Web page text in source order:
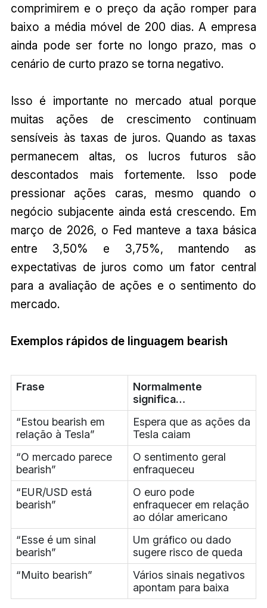
comprimirem e o preço da ação romper para
baixo a média móvel de 200 dias. A empresa
ainda pode ser forte no longo prazo, mas o
cenário de curto prazo se torna negativo.
Isso é importante no mercado atual porque
muitas ações de crescimento continuam
sensíveis às taxas de juros. Quando as taxas
permanecem altas, os lucros futuros são
descontados mais fortemente. Isso pode
pressionar ações caras, mesmo quando o
negócio subjacente ainda está crescendo. Em
março de 2026, o Fed manteve a taxa básica
entre 3,50% e 3,75%, mantendo as
expectativas de juros como um fator central
para a avaliação de ações e o sentimento do
mercado.
Exemplos rápidos de linguagem bearish
Frase
Normalmente
significa…
“Estou bearish em
relação à Tesla”
Espera que as ações da
Tesla caiam
“O mercado parece
bearish”
O sentimento geral
enfraqueceu
“EUR/USD está
bearish”
O euro pode
enfraquecer em relação
ao dólar americano
“Esse é um sinal
bearish”
Um gráfico ou dado
sugere risco de queda
“Muito bearish”
Vários sinais negativos
apontam para baixa